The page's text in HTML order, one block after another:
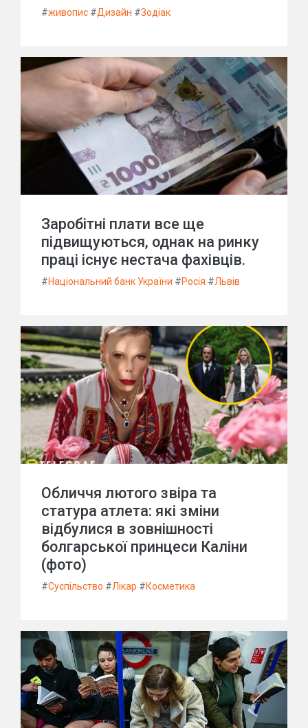
#живопис #Дизайн #Зодіак
Заробітні плати все ще
підвищуються, однак на ринку
праці існує нестача фахівців.
#Національний банк України #Росія #Львів
Обличчя лютого звіра та
статура атлета: які зміни
відбулися в зовнішності
болгарської принцеси Каліни
(фото)
#Суспільство #Лікар #Косметика